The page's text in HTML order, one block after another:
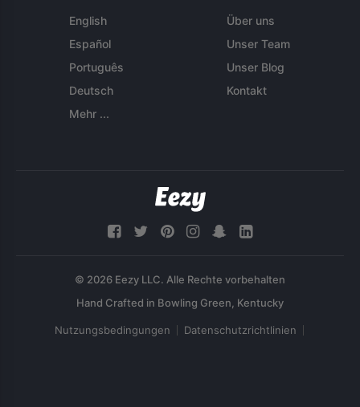
English
Español
Português
Deutsch
Mehr ...
Über uns
Unser Team
Unser Blog
Kontakt
© 2026 Eezy LLC. Alle Rechte vorbehalten
Nutzungsbedingungen Datenschutzrichtlinien